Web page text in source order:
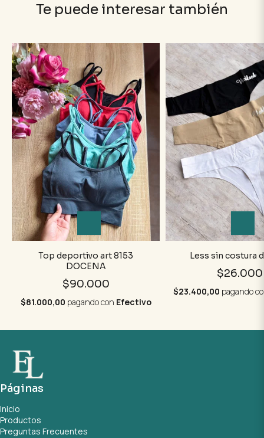
Te puede interesar también
Top deportivo art 8153
DOCENA
$90.000
$81.000,00 pagando con Efectivo
Less sin costura
$26.000
$23.400,00 pagando
Páginas
Inicio
Productos
Preguntas Frecuentes